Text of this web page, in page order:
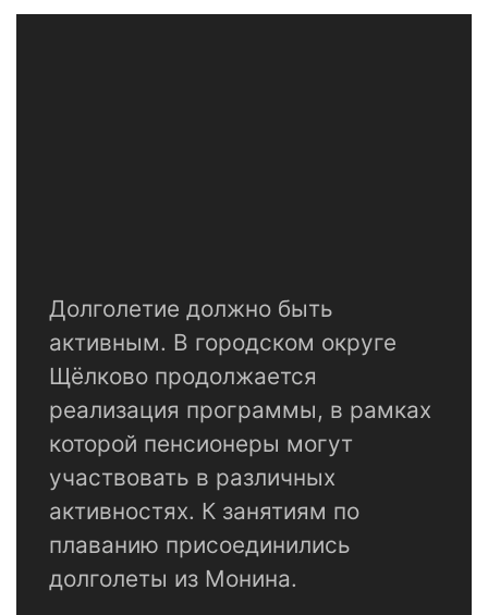
Долголетие должно быть
активным. В городском округе
Щёлково продолжается
реализация программы, в рамках
которой пенсионеры могут
участвовать в различных
активностях. К занятиям по
плаванию присоединились
долголеты из Монина.